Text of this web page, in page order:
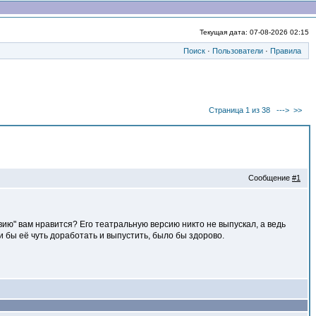
Текущая дата: 07-08-2026 02:15
Поиск · Пользователи · Правила
Страница 1 из 38 ---> >>
Сообщение #1
вам нравится? Его театральную версию никто не выпускал, а ведь
бы её чуть доработать и выпустить, было бы здорово.